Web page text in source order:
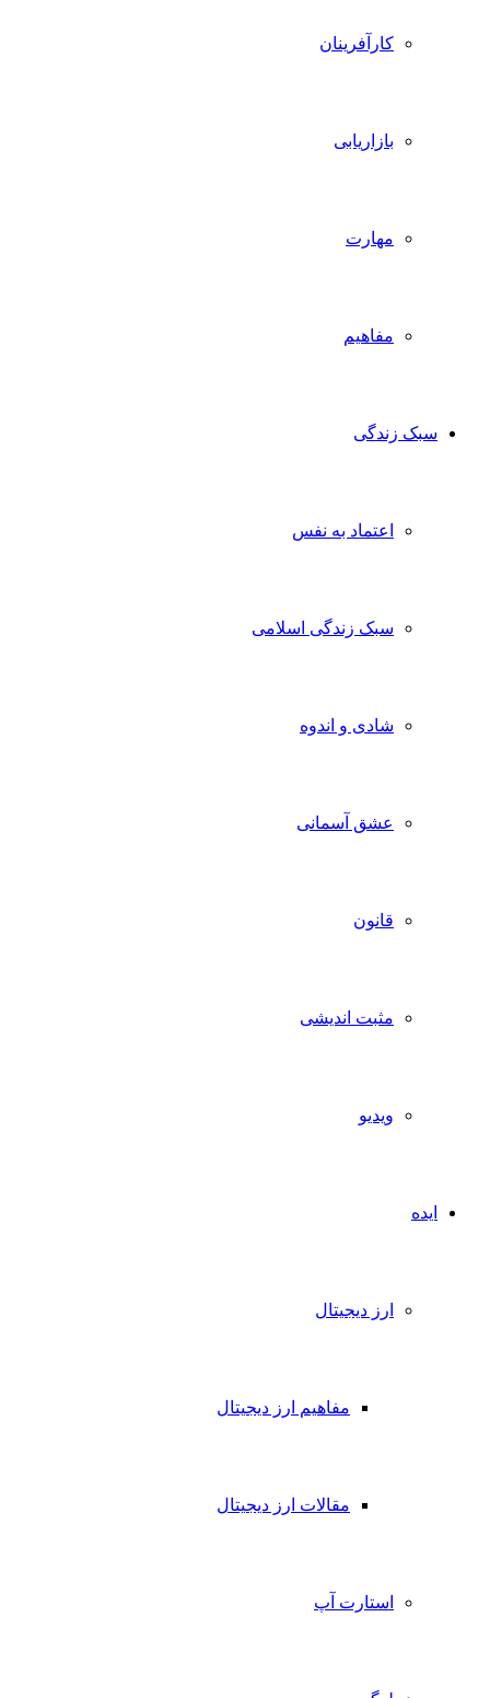
کارآفرینان
بازاریابی
مهارت
مفاهیم
سبک زندگی
اعتماد به نفس
سبک زندگی اسلامی
شادی و اندوه
عشق آسمانی
قانون
مثبت اندیشی
ویدیو
ایده
ارز دیجیتال
مفاهیم ارز دیجیتال
مقالات ارز دیجیتال
استارت آپ